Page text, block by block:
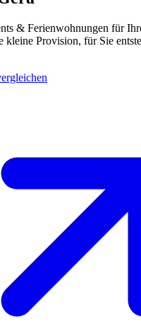
& Ferienwohnungen für
kleine Provision, für Sie